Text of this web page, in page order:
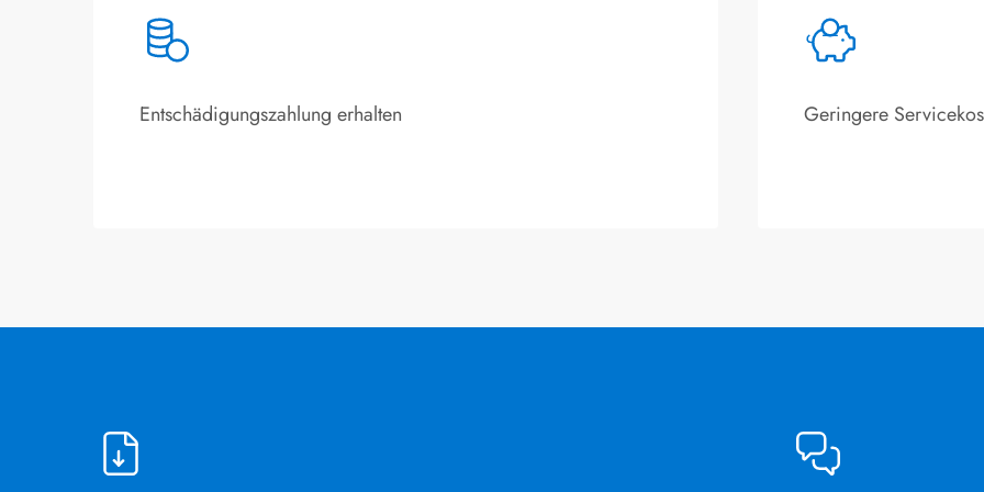
Entschädigungszahlung erhalten Geringere